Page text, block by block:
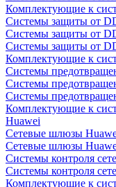
Комплектующие к
Системы защиты от
Системы защиты от
Системы защиты от
Комплектующие к
Системы
Системы
Системы
Комплектующие к
Huawei
Сетевые шлюзы
Сетевые шлюзы
Системы контроля
Системы контроля
Комплектующие к